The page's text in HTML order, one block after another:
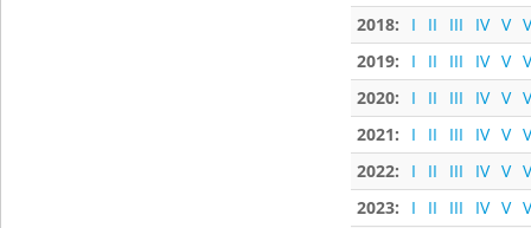
2018:
I II III IV V
2019:
I II III IV V
2020:
I II III IV V
2021:
I II III IV V
2022:
I II III IV V
2023:
I II III IV V